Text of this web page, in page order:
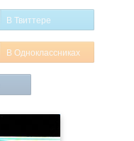
В Твиттере
В Одноклассниках